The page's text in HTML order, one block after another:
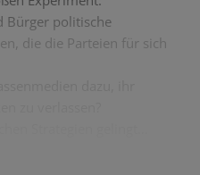
Bürger politische
die die Parteien für sich